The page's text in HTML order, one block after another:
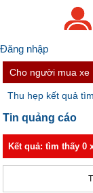
Đăng nhập
Cho người mua xe
Thu hẹp kết quả
Tin quảng cáo
Kết quả: tìm thấy 0